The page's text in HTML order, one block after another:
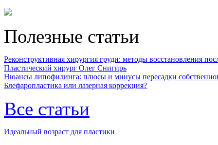
Полезные статьи
Реконструктивная хирургия груди: методы восстановления
Пластический хирург Олег Снигирь
Нюансы липофилинга: плюсы и минусы пересадки
Блефаропластика или лазерная коррекция?
Все статьи
Идеальный возраст для пластики